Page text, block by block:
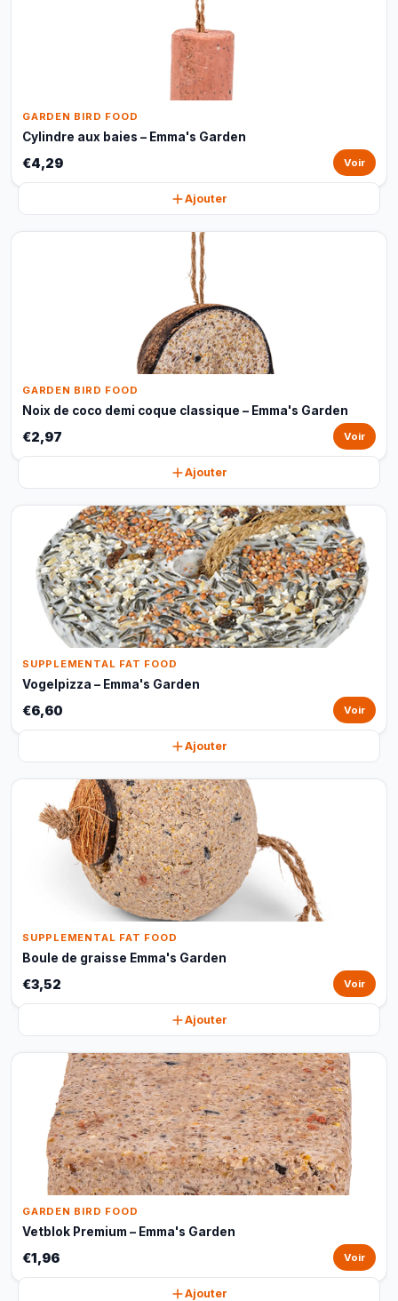
GARDEN BIRD FOOD
Cylindre aux baies – Emma's Garden
€4,29 Voir
Ajouter
GARDEN BIRD FOOD
Noix de coco demi coque classique – Emma's Garden
€2,97 Voir
Ajouter
SUPPLEMENTAL FAT FOOD
Vogelpizza – Emma's Garden
€6,60 Voir
Ajouter
SUPPLEMENTAL FAT FOOD
Boule de graisse Emma's Garden
€3,52 Voir
Ajouter
GARDEN BIRD FOOD
Vetblok Premium – Emma's Garden
€1,96 Voir
Ajouter